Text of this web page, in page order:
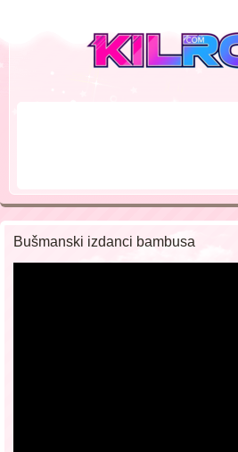
Bušmanski izdanci bambusa